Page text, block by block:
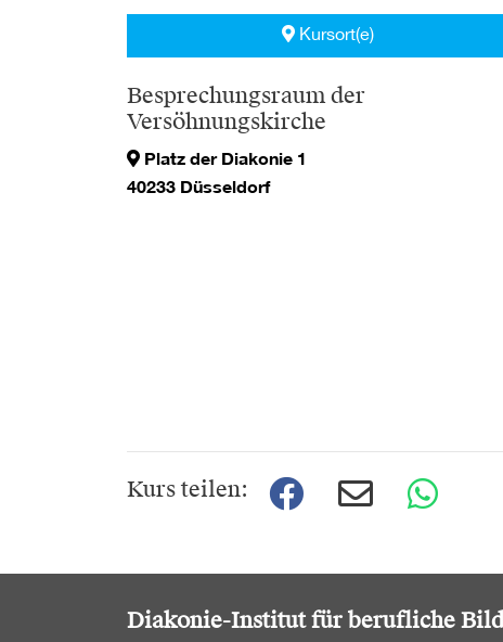
Kursort(e)
Besprechungsraum der
Versöhnungskirche
Platz der Diakonie 1
40233 Düsseldorf
Kurs teilen:
Diakonie-Institut für berufliche